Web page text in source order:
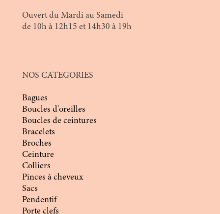
Ouvert du Mardi au Samedi
de 10h à 12h15 et 14h30 à 19h
NOS CATEGORIES
Bagues
Boucles d'oreilles
Boucles de ceintures
Bracelets
Broches
Ceinture
Colliers
Pinces à cheveux
Sacs
Pendentif
Porte clefs